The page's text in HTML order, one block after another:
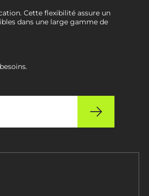
Cette flexibilité assure un
dans une large gamme de